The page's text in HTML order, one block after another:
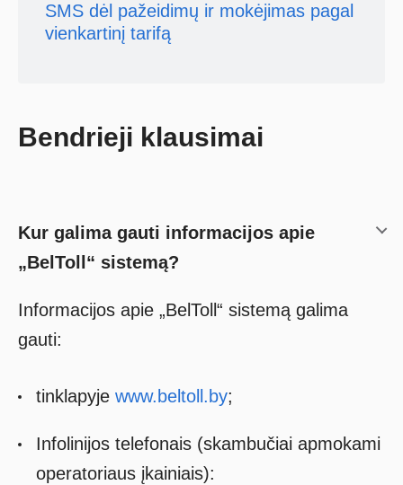
SMS dėl pažeidimų ir mokėjimas pagal
vienkartinį tarifą
Bendrieji klausimai
Kur galima gauti informacijos apie
„BelToll“ sistemą?
Informacijos apie „BelToll“ sistemą galima
gauti:
tinklapyje www.beltoll.by;
Infolinijos telefonais (skambučiai apmokami
operatoriaus įkainiais):